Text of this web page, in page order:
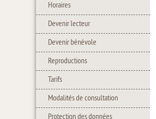
Horaires
Devenir lecteur
Devenir bénévole
Reproductions
Tarifs
Modalités de consultation
Protection des données